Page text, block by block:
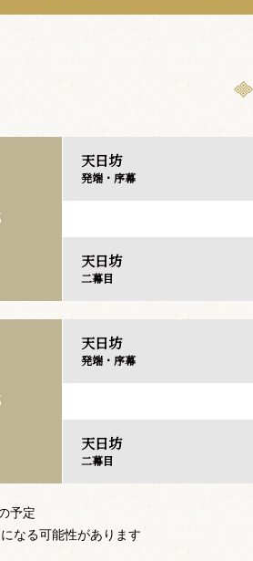
天日坊
発端・序幕
天日坊
二幕目
天日坊
発端・序幕
天日坊
二幕目
予定
なる可能性があります